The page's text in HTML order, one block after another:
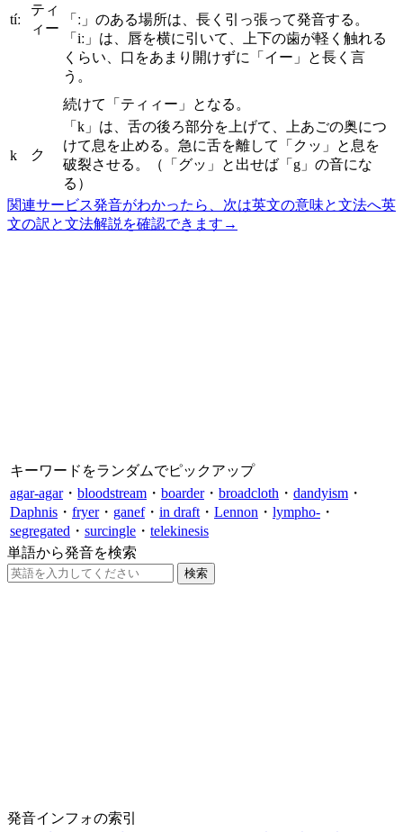
tíː
ティ
ィー
「ː」のある場所は、長く引っ張って発音する。
「iː」は、唇を横に引いて、上下の歯が軽く触れる
くらい、口をあまり開けずに「イー」と長く言
う。
続けて「ティィー」となる。
k ク
「k」は、舌の後ろ部分を上げて、上あごの奥につ
けて息を止める。急に舌を離して「クッ」と息を
破裂させる。（「グッ」と出せば「g」の音にな
る）
関連サービス発音がわかったら、次は英文の意味と文法へ英
文の訳と文法解説を確認できます →
キーワードをランダムでピックアップ
agar-agar・ bloodstream ・ boarder・ broadcloth ・ dandyism ・
Daphnis ・ fryer・ ganef・ in draft ・ Lennon ・ lympho- ・
segregated ・ surcingle ・ telekinesis
単語から発音を検索
発音インフォの索引